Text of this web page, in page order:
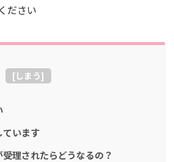
ださい
[しまう]
ています
理されたらどうなるの？